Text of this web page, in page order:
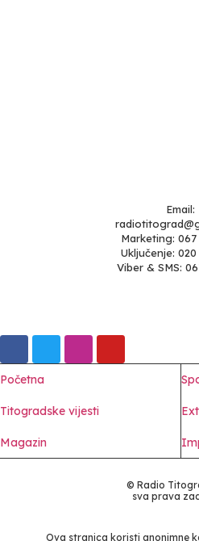
Email:
Marketing: 067
Uključenje:
Viber & SMS:
Početna
Titogradske vijesti
Magazin
© Radio
sva prava
Ova stranica koristi anonimne